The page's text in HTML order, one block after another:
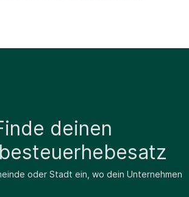
deinen
oder Stadt ein, wo dein Unternehmen